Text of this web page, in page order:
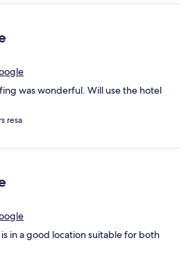
was wonderful. Will use the hotel
resa
in a good location suitable for both